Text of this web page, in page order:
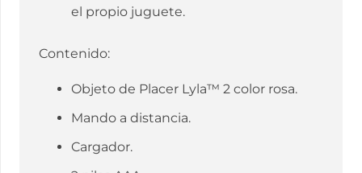
el propio juguete.
Contenido:
Objeto de Placer Lyla™ 2 color rosa.
Mando a distancia.
Cargador.